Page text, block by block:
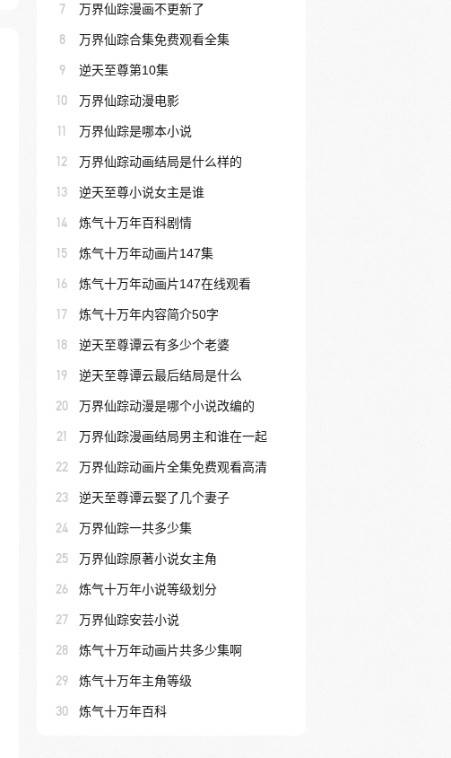
7 万界仙踪漫画不更新了
8 万界仙踪合集免费观看全集
9 逆天至尊第10集
10 万界仙踪动漫电影
11 万界仙踪是哪本小说
12 万界仙踪动画结局是什么样的
13 逆天至尊小说女主是谁
14 炼气十万年百科剧情
15 炼气十万年动画片147集
16 炼气十万年动画片147在线观看
17 炼气十万年内容简介50字
18 逆天至尊谭云有多少个老婆
19 逆天至尊谭云最后结局是什么
20 万界仙踪动漫是哪个小说改编的
21 万界仙踪漫画结局男主和谁在一起
22 万界仙踪动画片全集免费观看高清
23 逆天至尊谭云娶了几个妻子
24 万界仙踪一共多少集
25 万界仙踪原著小说女主角
26 炼气十万年小说等级划分
27 万界仙踪安芸小说
28 炼气十万年动画片共多少集啊
29 炼气十万年主角等级
30 炼气十万年百科